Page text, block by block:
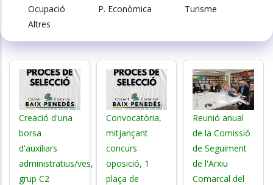
Ocupació
P. Econòmica
Turisme
Altres
Creació d'una
borsa
d'auxiliars
administratius/ves,
grup C2
Convocatòria,
mitjançant
concurs
oposició, 1
plaça de
Reunió anual
de la Comissió
de Seguiment
de l'Arxiu
Comarcal del